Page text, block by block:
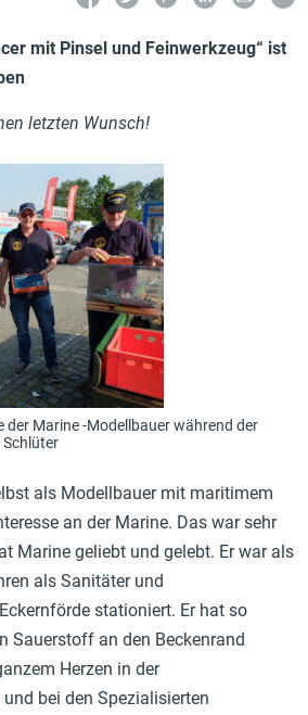
mit Pinsel und Feinwerkzeug“ ist
letzten Wunsch!
der Marine -Modellbauer während der
Schlüter
als Modellbauer mit maritimem
an der Marine. Das war sehr
Marine geliebt und gelebt. Er war als
als Sanitäter und
stationiert. Er hat so
Sauerstoff an den Beckenrand
Herzen in der
bei den Spezialisierten